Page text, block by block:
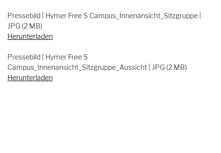
Pressebild | Hymer Free S Campus_Innenansicht_Sitzgruppe |
JPG (2 MB)
Herunterladen
Pressebild | Hymer Free S
Campus_Innenansicht_Sitzgruppe_Aussicht | JPG (2 MB)
Herunterladen